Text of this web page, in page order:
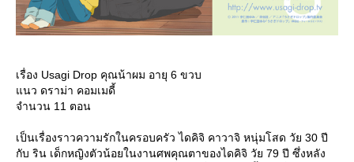
เรื่อง Usagi Drop คุณน้าผม อายุ 6 ขวบ
นว ดราม่า คอมเมดี้
จำนวน 11 ตอน
เป็นเรื่องราวความรักในครอบครัว ไดคิจิ คาวาจิ หนุ่มโสด วัย 30 ปี
กับ ริน เด็กหญิงตัวน้อยในงานศพคุณตาของไดคิจิ วัย 79 ปี ซึ่งหลัง